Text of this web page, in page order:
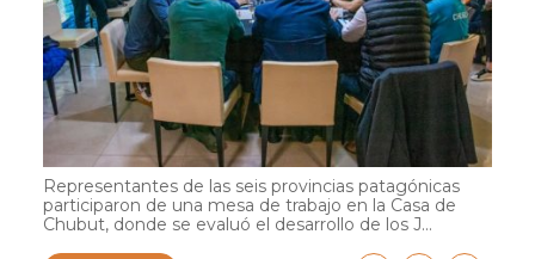
Representantes de las seis provincias patagónicas
participaron de una mesa de trabajo en la Casa de
Chubut, donde se evaluó el desarrollo de los J...